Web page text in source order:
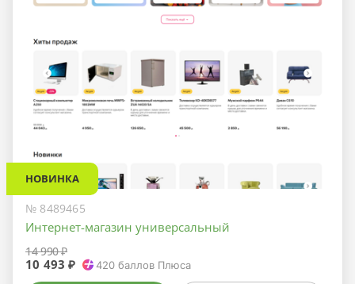
НОВИНКА
№ 8489465
Интернет-магазин универсальный
14 990 ₽
10 493 ₽ 420баллов Плюса